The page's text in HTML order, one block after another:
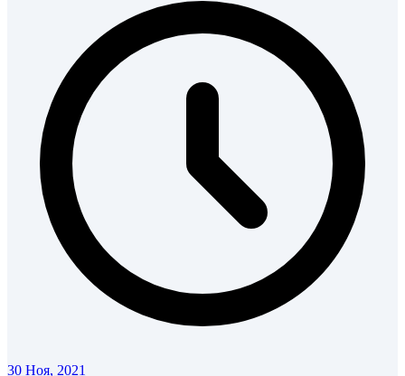
30 Ноя, 2021